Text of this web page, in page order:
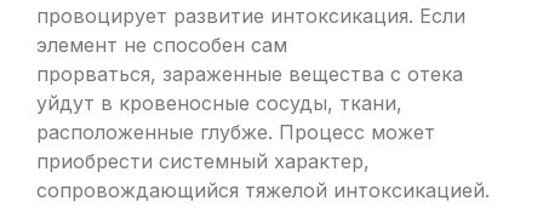
провоцирует развитие интоксикация. Если
элемент не способен сам
прорваться, зараженные вещества с отека
уйдут в кровеносные сосуды, ткани,
расположенные глубже. Процесс может
приобрести системный характер,
сопровождающийся тяжелой интоксикацией.